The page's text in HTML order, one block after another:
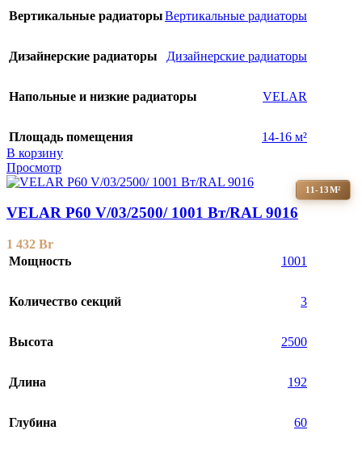
Вертикальные радиаторыВертикальные радиаторы
Дизайнерские радиаторы Дизайнерские радиаторы
Напольные и низкие радиаторы VELAR
Площадь помещения
14-16 м²
В корзину
Просмотр
11-13М²
VELAR P60 V/03/2500/ 1001 Bт/RAL 9016
1 432 Br
Мощность
1001
Количество секций 3
Высота 2500
Длина 192
Глубина 60